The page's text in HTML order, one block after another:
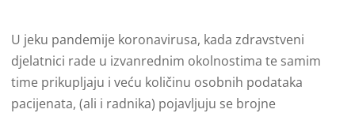
U jeku pandemije koronavirusa, kada zdravstveni
djelatnici rade u izvanrednim okolnostima te samim
time prikupljaju i veću količinu osobnih podataka
pacijenata, (ali i radnika) pojavljuju se brojne